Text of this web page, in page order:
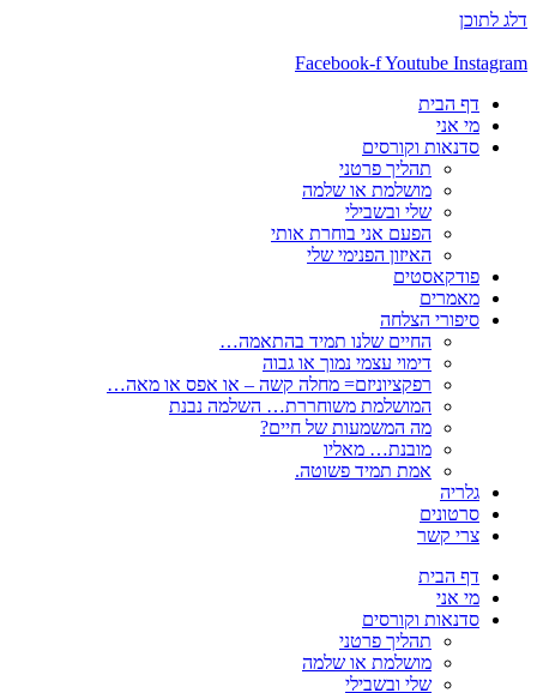
דלג לתוכן
Facebook-fYoutube Instagram
דף הבית
מי אני
סדנאות וקורסים
תהליך פרטני
מושלמת או שלמה
שלי ובשבילי
הפעם אני בוחרת אותי
האיזון הפנימי שלי
פודקאסטים
מאמרים
סיפורי הצלחה
החיים שלנו תמיד בהתאמה…
דימוי עצמי נמוך או גבוה
רפקציוניזם= מחלה קשה – או אפס או מאה…
המושלמת משוחררת… השלמה נבנת
מה המשמעות של חיים?
מובנת… מאליו
אמת תמיד פשוטה.
גלריה
סרטונים
צרי קשר
דף הבית
מי אני
סדנאות וקורסים
תהליך פרטני
מושלמת או שלמה
שלי ובשבילי